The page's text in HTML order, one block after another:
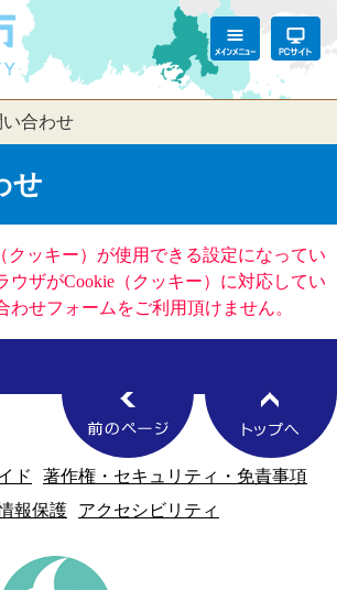
い合わせ
せ
クッキー）が使用できる設定になってい
ウザがCookie（クッキー）に対応してい
わせフォームをご利用頂けません。
ド
著作権・セキュリティ・免責事項
報保護
アクセシビリティ